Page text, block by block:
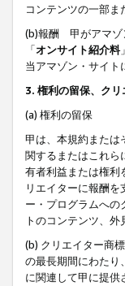
コンテンツの一部
(b)報酬 甲がアマゾ
「オンサイト紹介料
当アマゾン・サイト
3. 権利の留保、ク
(a) 権利の留保
甲は、本規約または
関するまたはこれら
有者利益または権利
リエイターに報酬
ー・プログラムへの
トのコンテンツ、
(b) クリエイター商
の最長期間にわたり
に関連して甲に提供